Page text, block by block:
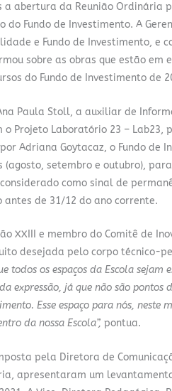
a abertura da Reunião Ordinária
Fundo de Investimento. A
e Fundo de Investimento, e
sobre as obras que estão
do Fundo de Investimento de
Paula Stoll, a auxiliar de
Projeto Laboratório 23 –
Adriana Goytacaz, o Fundo
setembro e outubro),
como sinal de
de 31/12 do ano corrente.
XXIII e membro do Comitê de
desejada pelo corpo técnico-
todos os espaços da Escola
expressão, já que não são
Esse espaço para nós, neste
da nossa Escola”, pontua.
pela Diretora de
apresentaram um